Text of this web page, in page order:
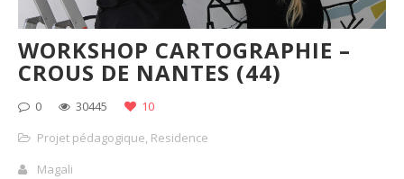
WORKSHOP CARTOGRAPHIE –
CROUS DE NANTES (44)
0 30445
10
Projet pédagogique, Residence
Magali